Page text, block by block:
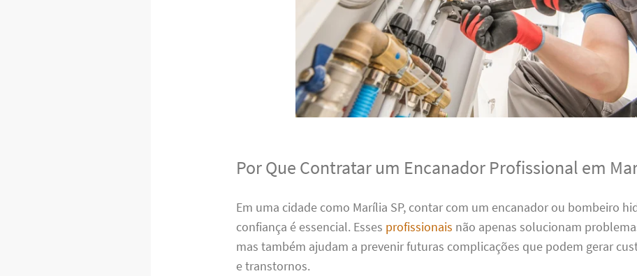
Por Que Contratar um Encanador Profissional em
Em uma cidade como Marília SP, contar com um encanador ou bombeiro
confiança é essencial. Esses profissionais não apenas solucionam
mas também ajudam a prevenir futuras complicações que podem gerar
e transtornos.